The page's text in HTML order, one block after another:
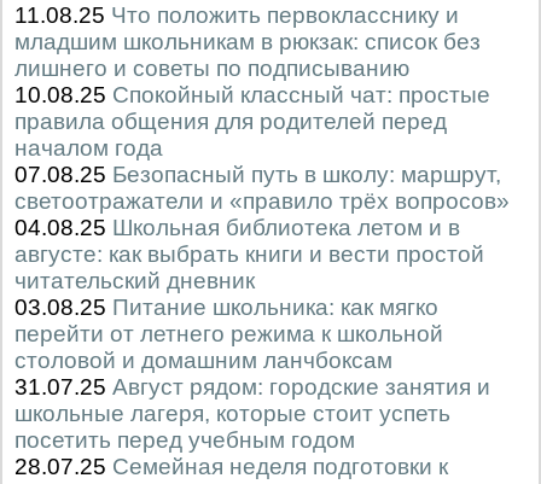
11.08.25 Что положить первокласснику и
младшим школьникам в рюкзак: список без
лишнего и советы по подписыванию
10.08.25 Спокойный классный чат: простые
правила общения для родителей перед
началом года
07.08.25 Безопасный путь в школу: маршрут,
светоотражатели и «правило трёх вопросов»
04.08.25 Школьная библиотека летом и в
августе: как выбрать книги и вести простой
читательский дневник
03.08.25 Питание школьника: как мягко
перейти от летнего режима к школьной
столовой и домашним ланчбоксам
31.07.25 Август рядом: городские занятия и
школьные лагеря, которые стоит успеть
посетить перед учебным годом
28.07.25 Семейная неделя подготовки к